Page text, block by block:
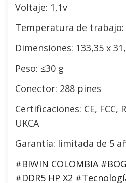
Voltaje: 1,1v
Temperatura de trabajo:
Dimensiones: 133,35 x
Peso: ≤30 g
Conector: 288 pines
Certificaciones: CE, FCC,
UKCA
Garantía: limitada de 5
#BIWIN COLOMBIA
#DDR5 HP X2